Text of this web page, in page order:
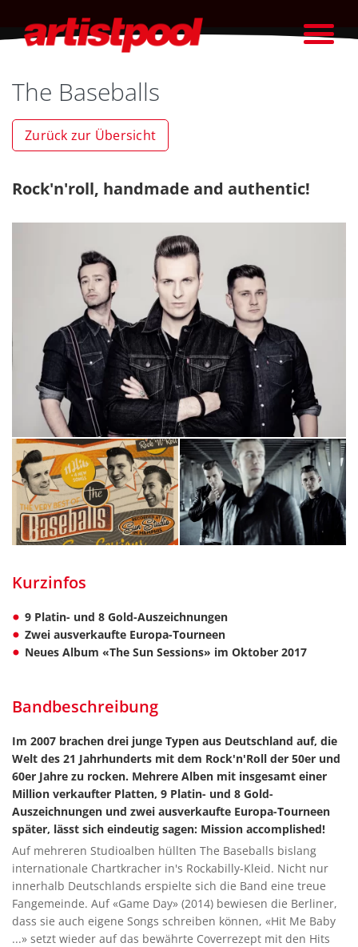
The Baseballs
Zurück zur Übersicht
Rock'n'roll, handmade and authentic!
Kurzinfos
9 Platin- und 8 Gold-Auszeichnungen
Zwei ausverkaufte Europa-Tourneen
Neues Album «The Sun Sessions» im Oktober 2017
Bandbeschreibung
Im 2007 brachen drei junge Typen aus Deutschland auf, die
Welt des 21 Jahrhunderts mit dem Rock'n'Roll der 50er und
60er Jahre zu rocken. Mehrere Alben mit insgesamt einer
Million verkaufter Platten, 9 Platin- und 8 Gold-
Auszeichnungen und zwei ausverkaufte Europa-Tourneen
später, lässt sich eindeutig sagen: Mission accomplished!
Auf mehreren Studioalben hüllten The Baseballs bislang
internationale Chartkracher in's Rockabilly-Kleid. Nicht nur
innerhalb Deutschlands erspielte sich die Band eine treue
Fangemeinde. Auf «Game Day» (2014) bewiesen die Berliner,
dass sie auch eigene Songs schreiben können, «Hit Me Baby
...» setzt wieder auf das bewährte Coverrezept mit den Hits